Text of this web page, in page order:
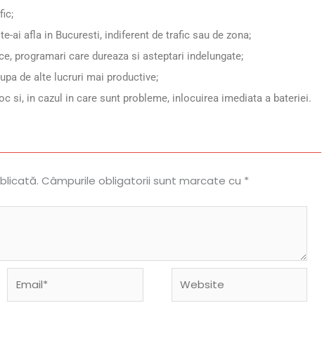
ai afla in Bucuresti, indiferent de trafic sau de zona;
programari care dureaza si asteptari indelungate;
de alte lucruri mai productive;
si, in cazul in care sunt probleme, inlocuirea imediata a bateriei.
Câmpurile obligatorii sunt marcate cu *